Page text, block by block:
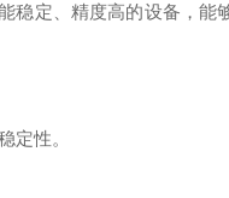
定、精度高的设备，能
定性。